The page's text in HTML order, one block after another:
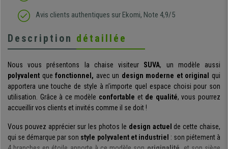
Avis clients authentiques sur Ekomi, Note 4,9/5
Description détaillée
Nous vous présentons la chaise visiteur SUVA, un modèle aussi
polyvalent quefonctionnel, avec un design moderne et original
qui
apportera une touche de style à n’importe quel espace choisi pour son
utilisation. Grâce à ce modèle confortable et de qualité, vous pourrez
accueillir vos clients et invités comme il se doit !
Vous pouvez apprécier sur les photos le design actuel de cette chaise,
qui se démarque par son style polyvalent et industriel : son piétement à